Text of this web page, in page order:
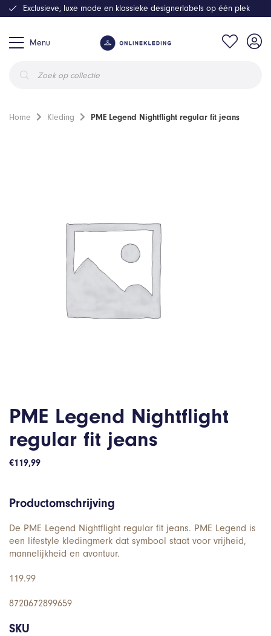
Menu
zoeken
Exclusieve, luxe mode en klassieke designerlabels op één plek
Home Kleding PME Legend Nightflight regular fit jeans
PME Legend Nightflight
regular fit jeans
€119,99
Productomschrijving
De PME Legend Nightflight regular fit jeans. PME Legend is
een lifestyle kledingmerk dat symbool staat voor vrijheid,
mannelijkheid en avontuur.
119.99
8720672899659
SKU